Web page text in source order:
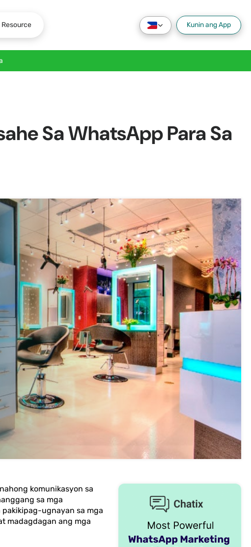
Resource Kunin ang App
Sa WhatsApp Para Sa
komunikasyon sa
sa mga
ugnayan sa mga
madagdagan ang mga